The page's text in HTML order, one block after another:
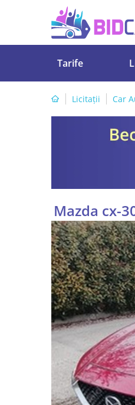
Tarife
Licitații Car
Mazda cx-